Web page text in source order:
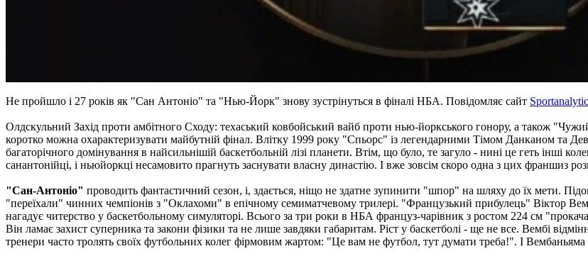
Не пройшло і 27 років як "Сан Антоніо" та "Нью-Йорк" знову зустрінуться в фіналі НБА. Повідомляє сайт
Олдскульний Захід проти амбітного Сходу: техаський ковбойський вайб проти нью-йоркського гонору, а також
коротко можна охарактеризувати майбутній фінал. Влітку 1999 року "Спьорс" із легендарними Тімом Данканом та
багаторічного домінування в найсильнішій баскетбольній лізі планети. Втім, що було, те загуло - нині це геть інші
санантонійці, і ньюйоркці несамовито прагнуть заснувати власну династію. І вже зовсім скоро одна з цих франшиз
"Сан-Антоніо" проводить фантастичний сезон, і, здається, ніщо не здатне зупинити "шпор" на шляху до їх мети.
"переїхали" чинних чемпіонів з "Оклахоми" в епічному семиматчевому трилері. "Французький прибулець" Віктор
нагадує читерство у баскетбольному симуляторі. Всього за три роки в НБА француз-чарівник з ростом 224 см
Він ламає захист суперника та закони фізики та не лише завдяки габаритам. Ріст у баскетболі - ще не все. Вембі
тренери часто тролять своїх футбольних колег фірмовим жартом: "Це вам не футбол, тут думати треба!". І Вембаньяма